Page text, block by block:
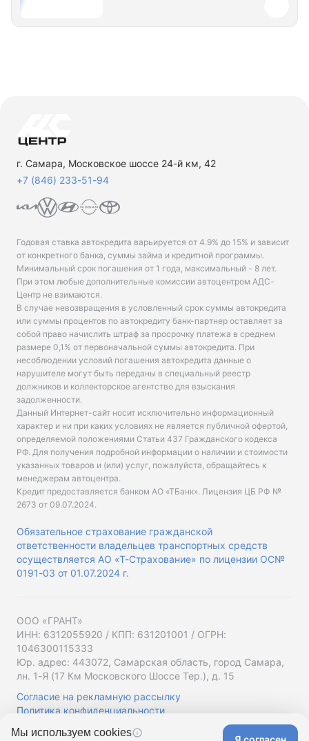
г. Самара, Московское шоссе 24-й км, 42
+7 (846) 233-51-94
Годовая ставка автокредита варьируется от 4.9% до 15% и зависит
от конкретного банка, суммы займа и кредитной программы.
Минимальный срок погашения от 1 года, максимальный - 8 лет.
При этом любые дополнительные комиссии автоцентром АДС-
Центр не взимаются.
В случае невозвращения в условленный срок суммы автокредита
или суммы процентов по автокредиту банк-партнер оставляет за
собой право начислить штраф за просрочку платежа в среднем
размере 0,1% от первоначальной суммы автокредита. При
несоблюдении условий погашения автокредита данные о
нарушителе могут быть переданы в специальный реестр
должников и коллекторское агентство для взыскания
задолженности.
Данный Интернет-сайт носит исключительно информационный
характер и ни при каких условиях не является публичной офертой,
определяемой положениями Статьи 437 Гражданского кодекса
РФ. Для получения подробной информации о наличии и стоимости
указанных товаров и (или) услуг, пожалуйста, обращайтесь к
менеджерам автоцентра.
Кредит предоставляется банком АО «ТБанк». Лицензия ЦБ РФ №
2673 от 09.07.2024.
Обязательное страхование гражданской
ответственности владельцев транспортных средств
осуществляется АО «Т-Страхование» по лицензии ОС№
0191-03 от 01.07.2024 г.
ООО «ГРАНТ»
ИНН: 6312055920 / КПП: 631201001 / ОГРН:
1046300115333
Юр. адрес: 443072, Самарская область, город Самара,
лн. 1-Я (17 Км Московского Шоссе Тер.), д. 15
Согласие на рекламную рассылку
Политика конфиденциальности
Мы используем cookies